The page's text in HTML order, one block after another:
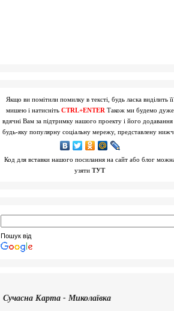
Якщо ви помітили помилку в тексті, будь ласка виділить її
мишею і натисніть CTRL+ENTER Також ми будемо дуже
вдячні Вам за підтримку нашого проекту і його додавання
будь-яку популярну соціальну мережу, представлену
Код для вставки нашого посилання на сайт або блог
узяти ТУТ
Пошук від
Сучасна Карта - Миколаївка